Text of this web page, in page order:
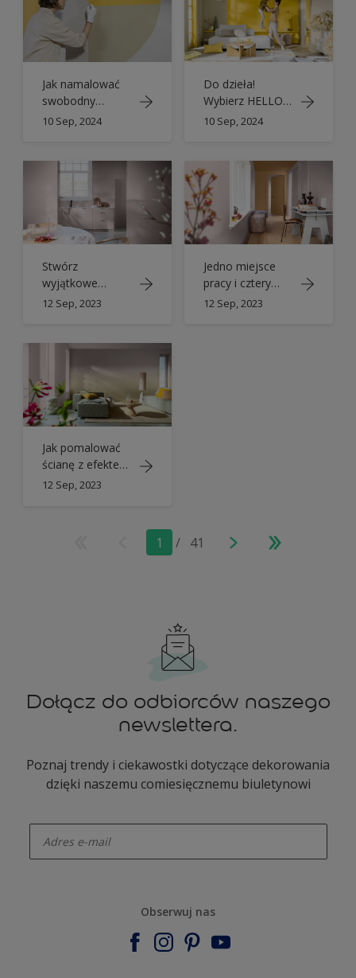
Jak namalować
swobodny
kształt Kolorem
10 Sep, 2024
Do dzieła!
Wybierz HELLO
YELLOW – Kolor
10 Sep, 2024
Stwórz
wyjątkowe
wnętrze z
12 Sep, 2023
Jedno miejsce
pracy i cztery
różne aranżacje
12 Sep, 2023
Jak pomalować
ścianę z efektem
przejścia z
12 Sep, 2023
1 / 41
Dołącz do odbiorców naszego
newslettera.
Poznaj trendy i ciekawostki dotyczące dekorowania
dzięki naszemu comiesięcznemu biuletynowi
Obserwuj nas